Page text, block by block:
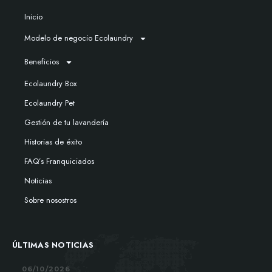
Inicio
Modelo de negocio Ecolaundry
Beneficios
Ecolaundry Box
Ecolaundry Pet
Gestión de tu lavandería
Historias de éxito
FAQ’s Franquiciados
Noticias
Sobre nosostros
ÚLTIMAS NOTICIAS
06/10/2026